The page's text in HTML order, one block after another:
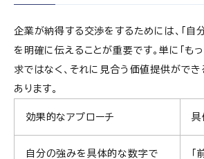
企業が納得する交渉をするためには、「自
を明確に伝えることが重要です。単に「も
求ではなく、それに見合う価値提供がで
あります。
効果的なアプローチ 具
自分の強みを具体的な数字で